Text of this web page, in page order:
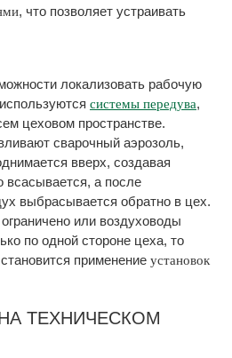
, что позволяет устраивать
локализовать рабочую
системы передува,
цеховом пространстве.
сварочный аэрозоль,
вверх, создавая
всасывается, а после
выбрасывается обратно в цех.
или воздуховоды
по одной стороне цеха, то
применение установок
ТЕХНИЧЕСКОМ